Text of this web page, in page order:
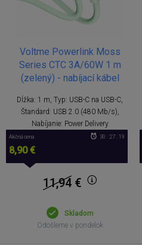
Voltme Powerlink Moss
Series CTC 3A/60W 1 m
(zelený) - nabíjací kábel
Dĺžka: 1 m, Typ: USB-C na USB-C,
Štandard: USB 2.0 (480 Mb/s),
Nabíjanie: Power Delivery
Akčná cena
8,90 €
30 : 27 : 18
11,94€
Skladom
Odošleme v pondelok